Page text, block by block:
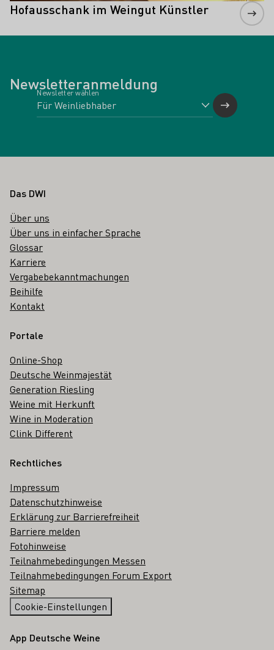
Hofausschank im Weingut Künstler
Newsletteranmeldung
Newsletter wählen
Fußbereich
Das DWI
Über uns
Über uns in einfacher Sprache
Glossar
Karriere
Vergabebekanntmachungen
Beihilfe
Kontakt
Portale
Online-Shop
Deutsche Weinmajestät
Generation Riesling
Weine mit Herkunft
Wine in Moderation
Clink Different
Rechtliches
Impressum
Datenschutzhinweise
Erklärung zur Barrierefreiheit
Barriere melden
Fotohinweise
Teilnahmebedingungen Messen
Teilnahmebedingungen Forum Export
Sitemap
Cookie-Einstellungen
App Deutsche Weine